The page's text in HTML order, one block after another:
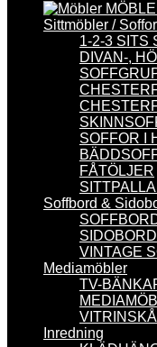
Sittmöbler / Soffor
1-2-3 SITS
DIVAN-,
SOFFOR I
FÅTÖLJER
Soffbord &
SIDOBORD
VINTAGE
Mediamöbler
TV-
Inredning